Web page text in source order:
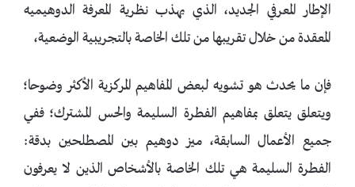
الإطار المعرفي الجديد، الذي يهذب نظرية المعرفة الدوهيميه
المعقدة من خلال تقريبها من تلك الخاصة بالتجريبية الوضعية،
فإن ما يحدث هو تشويه لبعض المفاهيم المركزية الأكثر وضوحا؛
ويتعلق يتعلق بمفاهيم الفطرة السليمة والحس المشترك؛ ففي
جميع الأعمال السابقة، ميز دوهيم بين المصطلحين بدقة:
الفطرة السليمة هي تلك الخاصة بالأشخاص الذين لا يعرفون